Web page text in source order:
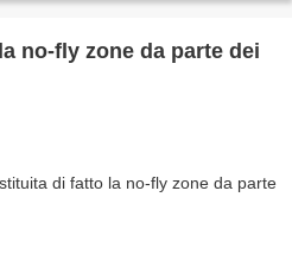
no-fly zone da parte dei